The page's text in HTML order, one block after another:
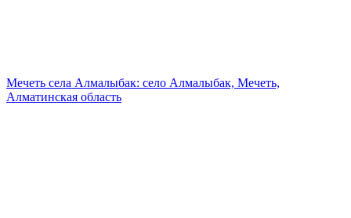
Мечеть села Алмалыбак: село Алмалыбак, Мечеть,
Алматинская область